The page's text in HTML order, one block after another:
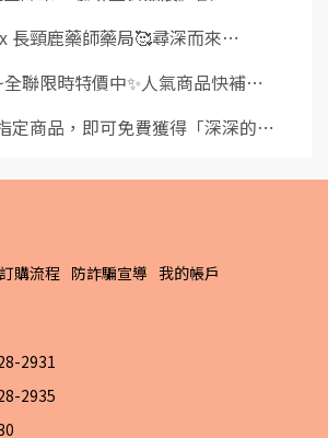
長頸鹿藥師藥局🥰尋深而來⋯
聯限時特價中✨人氣商品快補⋯
定商品，即可免費獲得「深深的⋯
訂購流程 防詐騙宣導 我的帳戶
2931
2935